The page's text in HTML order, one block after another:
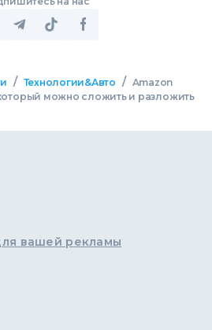
/ Технологии&Авто / Amazon
можно сложить и разложить
вашей рекламы